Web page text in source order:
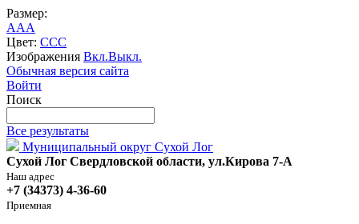
Размер:
AAA
Цвет: CCC
Изображения Вкл.Выкл.
Обычная версия сайта
Войти
Поиск
Все результаты
Муниципальный округ Сухой Лог
Сухой Лог Свердловской области, ул.Кирова 7-А
Наш адрес
+7 (34373) 4-36-60
Приемная